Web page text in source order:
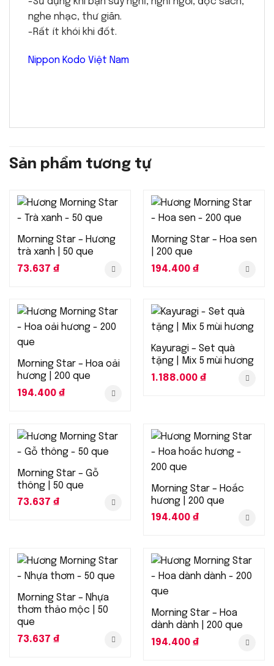
nghe nhạc, thư giãn.
-Rất ít khói khi đốt.
Nippon Kodo Việt Nam
Sản phẩm tương tự
Morning Star – Hương
trà xanh | 50 que
73.637 ₫
Morning Star – Hoa sen
| 200 que
194.400 ₫
Morning Star – Hoa oải
hương | 200 que
194.400 ₫
Kayuragi – Set quà
tặng | Mix 5 mùi hương
1.188.000 ₫
Morning Star – Gỗ
thông | 50 que
73.637 ₫
Morning Star – Hoắc
hương | 200 que
194.400 ₫
Morning Star – Nhựa
thơm thảo mộc | 50
que
73.637 ₫
Morning Star – Hoa
dành dành | 200 que
194.400 ₫